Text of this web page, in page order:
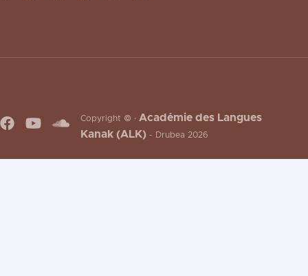
Copyright © ·Académie des Langues
Kanak (ALK) - Drubea 2026